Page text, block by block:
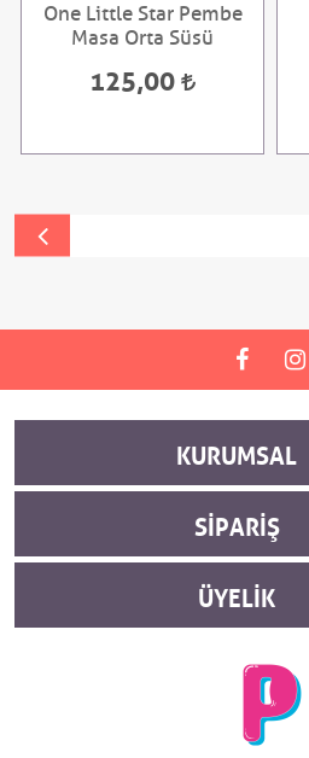
One Little Star Pembe
Masa Orta Süsü
125,00
KURUMSAL
SIPARIŞ
ÜYELIK